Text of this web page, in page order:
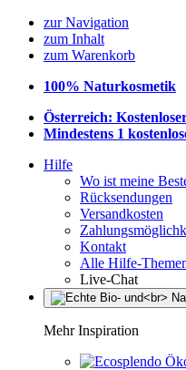
zur Navigation
zum Inhalt
zum Warenkorb
100% Naturkosmetik
Österreich:
Mindestens 1
Hilfe
Wo ist meine
Rücksendungen
Versandkosten
Kontakt
Alle Hilfe-
Live-Chat
Mehr Inspiration